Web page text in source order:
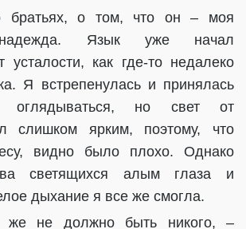
о том, что он – моя
надежда. Язык уже начал
усталости, как где-то недалеко
Я встрепенулась и принялась
оглядываться, но свет от
слишком ярким, поэтому, что
видно было плохо. Однако
светящихся алым глаза и
дыхание я все же смогла.
же не должно быть никого, –